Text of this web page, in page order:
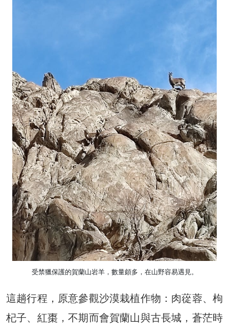
受禁獵保護的賀蘭山岩羊，數量頗多，在山野容易遇見。
這趟行程，原意參觀沙漠栽植作物：肉蓯蓉、枸
杞子、紅棗，不期而會賀蘭山與古長城，蒼茫時